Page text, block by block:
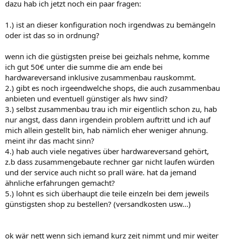
dazu hab ich jetzt noch ein paar fragen:
1.) ist an dieser konfiguration noch irgendwas zu bemängeln
oder ist das so in ordnung?
wenn ich die güstigsten preise bei geizhals nehme, komme
ich gut 50€ unter die summe die am ende bei
hardwareversand inklusive zusammenbau rauskommt.
2.) gibt es noch irgeendwelche shops, die auch zusammenbau
anbieten und eventuell günstiger als hwv sind?
3.) selbst zusammenbau trau ich mir eigentlich schon zu, hab
nur angst, dass dann irgendein problem auftritt und ich auf
mich allein gestellt bin, hab nämlich eher weniger ahnung.
meint ihr das macht sinn?
4.) hab auch viele negatives über hardwareversand gehört,
z.b dass zusammengebaute rechner gar nicht laufen würden
und der service auch nicht so prall wäre. hat da jemand
ähnliche erfahrungen gemacht?
5.) lohnt es sich überhaupt die teile einzeln bei dem jeweils
günstigsten shop zu bestellen? (versandkosten usw...)
ok wär nett wenn sich jemand kurz zeit nimmt und mir weiter